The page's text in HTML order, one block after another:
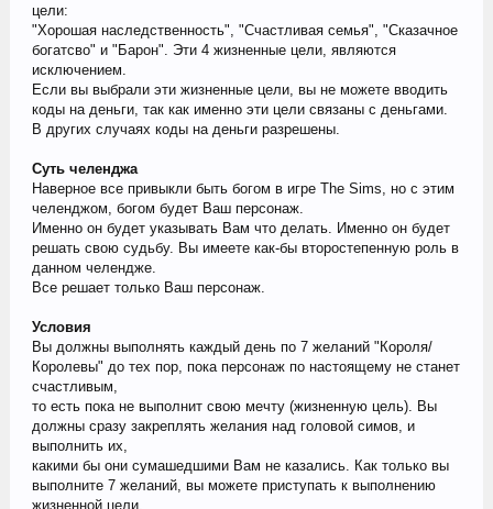
цели:
"Хорошая наследственность", "Счастливая семья", "Сказачное
богатсво" и "Барон". Эти 4 жизненные цели, являются
исключением.
Если вы выбрали эти жизненные цели, вы не можете вводить
коды на деньги, так как именно эти цели связаны с деньгами.
В других случаях коды на деньги разрешены.
Суть челенджа
Наверное все привыкли быть богом в игре The Sims, но с этим
челенджом, богом будет Ваш персонаж.
Именно он будет указывать Вам что делать. Именно он будет
решать свою судьбу. Вы имеете как-бы второстепенную роль в
данном челендже.
Все решает только Ваш персонаж.
Условия
Вы должны выполнять каждый день по 7 желаний "Короля/
Королевы" до тех пор, пока персонаж по настоящему не станет
счастливым,
то есть пока не выполнит свою мечту (жизненную цель). Вы
должны сразу закреплять желания над головой симов, и
выполнить их,
какими бы они сумашедшими Вам не казались. Как только вы
выполните 7 желаний, вы можете приступать к выполнению
жизненной цели.